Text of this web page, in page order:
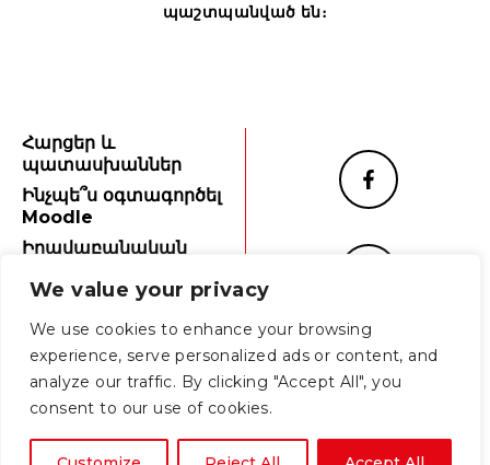
We value your privacy
We use cookies to enhance your browsing
experience, serve personalized ads or content, and
analyze our traffic. By clicking "Accept All", you
consent to our use of cookies.
պաշտպանված են։
Հարցեր և
պատասխաններ
Ինչպե՞ս օգտագործել
Moodle
Իրավաբանական
Անձնական տվյալներ
Հայերեն